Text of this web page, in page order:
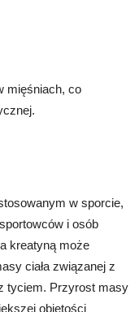
mięśniach, co
w sporcie,
i osób
kreatyną może
ciała związanej z
tyciem. Przyrost masy
objętości